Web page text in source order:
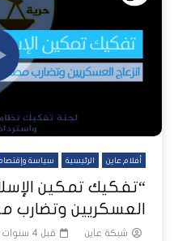
أفلام عاين الرئيسية سياسة وإقتصاد
“تفكيك تمكين
العسكريين وتضارب
شبكة عاين قبل 4 سنوات